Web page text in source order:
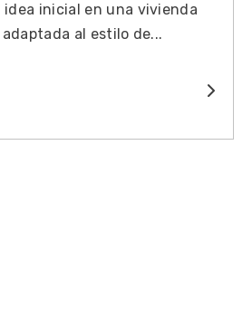
inicial en una vivienda
al estilo de...